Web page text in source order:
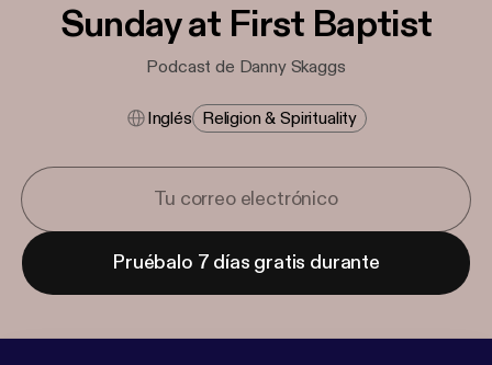
Sunday at First Baptist
Podcast de Danny Skaggs
Inglés Religion & Spirituality
Pruébalo 7 días gratis durante